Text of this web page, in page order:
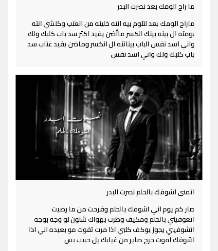
ما راح الومك بعد نصرت البدر
ماراح الومك بعد لتلوم بيه انته خلينه من العتب وكلشي انته
بومته ال بينه بينك انكسر ماأضن يفيد اكثر سد باب كلبك ولك
واني اسد نفس الباب بيناتنه ال انكسر وماضن يفيد عتاب سد
باب كلبك ولك واني اسد نفس
اتمنى اشوفك بالحلم نصرت البدر
صار كم يوم اني اشوفك بالحلم وفرحت من ما رضيت
اتعوفيني بالحلم ومكيف وطرت بهواك شلون لو وجه بوجه
اتشوفيني يجوز يوكف كلبي اذا مرت تفوت مو بعيده اني اذا
اشوفك اموت جرح صاير من غيابك يل حبيب بس